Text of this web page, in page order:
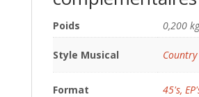
Poids 0,200 kg
Style Musical Country
Format 45's,